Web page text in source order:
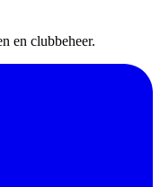
en clubbeheer.